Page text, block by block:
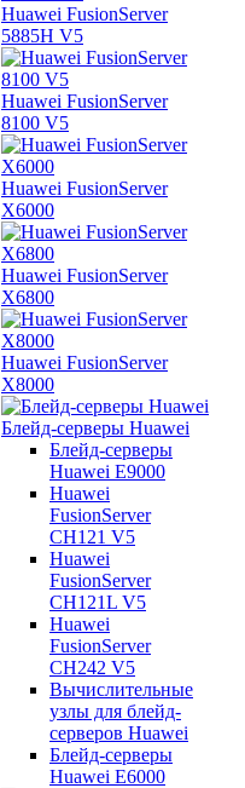
Huawei FusionServer
5885H V5
Huawei FusionServer
8100 V5
Huawei FusionServer
X6000
Huawei FusionServer
X6800
Huawei FusionServer
X8000
Блейд-серверы Huawei
Блейд-серверы
Huawei E9000
Huawei
FusionServer
CH121 V5
Huawei
FusionServer
CH121L V5
Huawei
FusionServer
CH242 V5
Вычислительные
узлы для блейд-
серверов Huawei
Блейд-серверы
Huawei E6000